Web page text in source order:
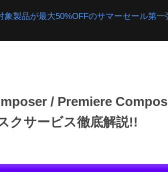
製品が最大50%OFFのサマーセール第一
/ Premiere
クサービス徹底解説!!